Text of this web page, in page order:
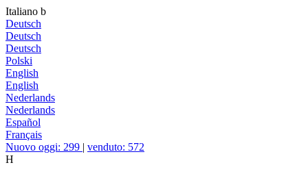
Italiano b
Deutsch
Deutsch
Deutsch
Polski
English
English
Nederlands
Nederlands
Español
Français
Nuovo oggi: 299 | venduto: 572
H